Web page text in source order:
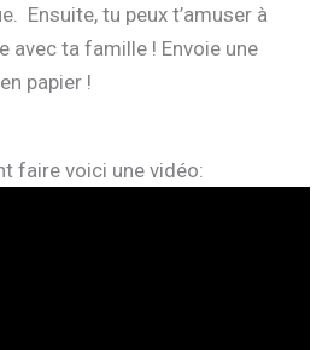
Ensuite, tu peux t’amuser à
avec ta famille ! Envoie une
papier !
faire voici une vidéo: